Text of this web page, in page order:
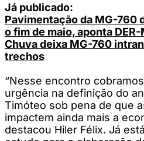
Já publicado:
Pavimentação da MG-760
o fim de maio, aponta DER-
Chuva deixa MG-760
trechos
“Nesse encontro
urgência na definição do
Timóteo sob pena de que
impactem ainda mais a
destacou Hiler Félix. Já